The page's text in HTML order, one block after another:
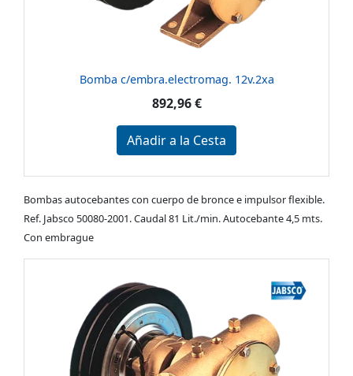
Bomba c/embra.electromag. 12v.2xa
892,96 €
Añadir a la Cesta
Bombas autocebantes con cuerpo de bronce e impulsor flexible.
Ref. Jabsco 50080-2001. Caudal 81 Lit./min. Autocebante 4,5 mts.
Con embrague